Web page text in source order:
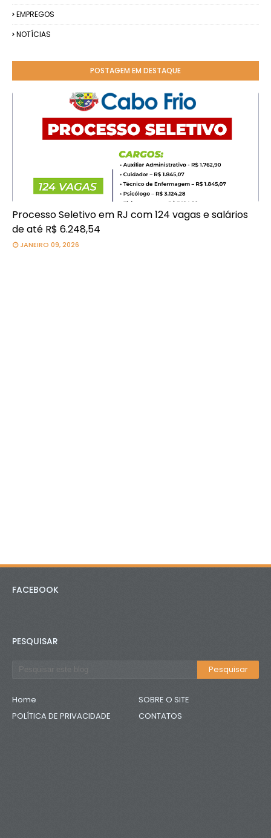
EMPREGOS
NOTÍCIAS
POSTAGEM EM DESTAQUE
Processo Seletivo em RJ com 124 vagas e salários
de até R$ 6.248,54
JANEIRO 09, 2026
FACEBOOK
PESQUISAR
Home
SOBRE O SITE
POLÍTICA DE PRIVACIDADE
CONTATOS